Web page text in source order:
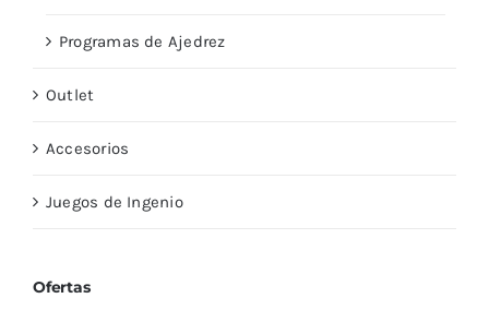
Programas de Ajedrez
Outlet
Accesorios
Juegos de Ingenio
Ofertas